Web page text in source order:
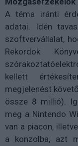
A téma iránti
adatai. Idén
szoftvervállalat,
Rekordok
kellett
megjelenést
össze 8 millió).
meg a Nintendo
van a piacon,
a konzolba, azt